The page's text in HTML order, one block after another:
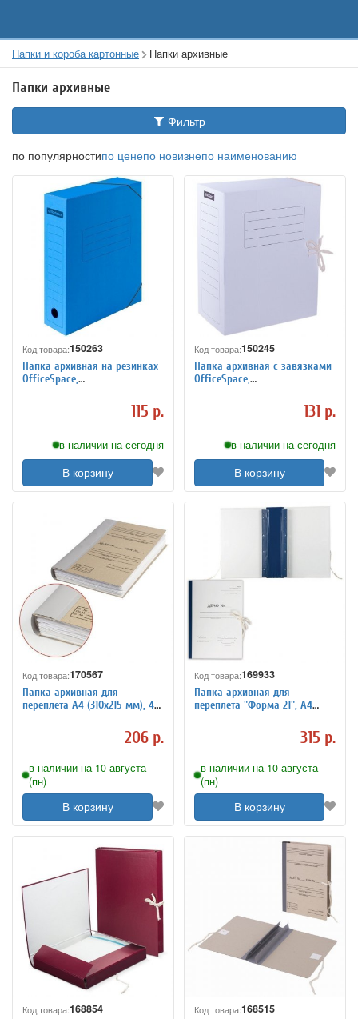
Папки и короба картонные Папки архивные
Папки архивные
Фильтр
по популярностипо ценепо новизнепо наименованию
Код товара:150263
Папка архивная на резинках
OfficeSpace,
115 р.
в наличии на сегодня
В корзину
Код товара:150245
Папка архивная с завязками
OfficeSpace,
131 р.
в наличии на сегодня
В корзину
Код товара:170567
Папка архивная для
переплета А4 (310х215 мм), 40
206 р.
в наличии на 10 августа
(пн)
В корзину
Код товара:169933
Папка архивная для
переплета "Форма 21", А4
(320х228 мм), 70 мм, с
гребешками, 4 отверстия,315 р.
в наличии на 10 августа
(пн)
В корзину
Код товара:168854 Код товара:168515